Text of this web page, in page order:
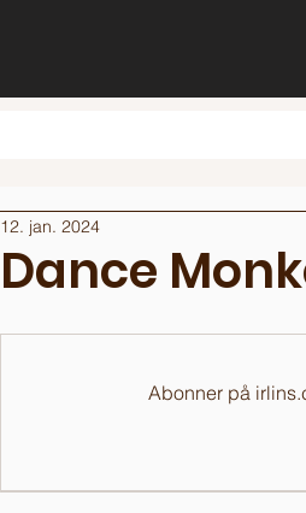
Dance
12. jan. 2024
Abonner på